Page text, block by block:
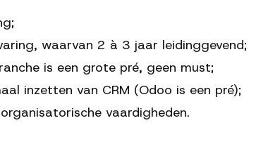
waarvan 2 à 3 jaar leidinggevend;
is een grote pré, geen must;
inzetten van CRM (Odoo is een pré);
vaardigheden.